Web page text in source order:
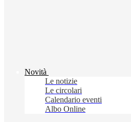
Novità
Le notizie
Le circolari
Calendario eventi
Albo Online